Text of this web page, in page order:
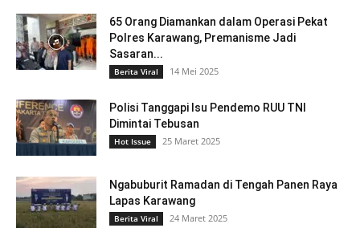
65 Orang Diamankan dalam Operasi Pekat
Polres Karawang, Premanisme Jadi
Sasaran...
Berita Viral 14 Mei 2025
Polisi Tanggapi Isu Pendemo RUU TNI
Dimintai Tebusan
Hot Issue 25 Maret 2025
Ngabuburit Ramadan di Tengah Panen Raya
Lapas Karawang
Berita Viral 24 Maret 2025